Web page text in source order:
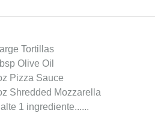
Tortillas
Olive Oil
Pizza Sauce
Shredded Mozzarella
1 ingrediente......